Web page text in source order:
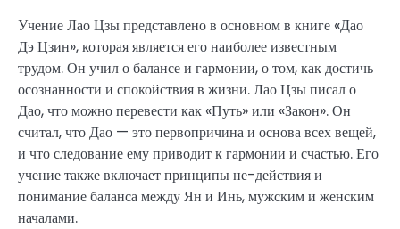
Учение Лао Цзы представлено в основном в книге «Дао
Дэ Цзин», которая является его наиболее известным
трудом. Он учил о балансе и гармонии, о том, как достичь
осознанности и спокойствия в жизни. Лао Цзы писал о
Дао, что можно перевести как «Путь» или «Закон». Он
считал, что Дао — это первопричина и основа всех вещей,
и что следование ему приводит к гармонии и счастью. Его
учение также включает принципы не-действия и
понимание баланса между Ян и Инь, мужским и женским
началами.